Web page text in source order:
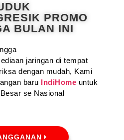
PROMO
BULAN INI
jaringan di tempat
dengan mudah, Kami
baru IndiHome untuk
se Nasional